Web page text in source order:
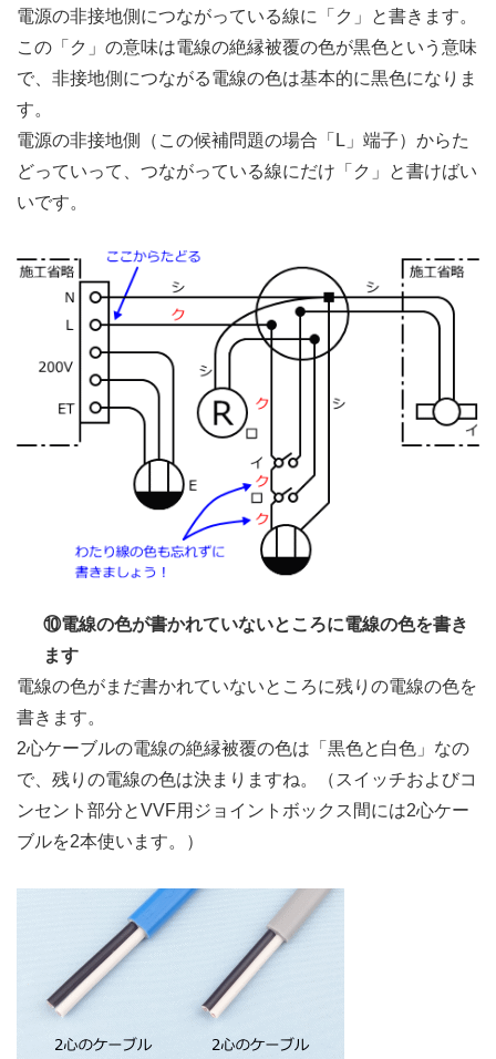
電源の非接地側につながっている線に「ク」と書きます。
この「ク」の意味は電線の絶縁被覆の色が黒色という意味
で、非接地側につながる電線の色は基本的に黒色になりま
す。
電源の非接地側（この候補問題の場合「L」端子）からた
どっていって、つながっている線にだけ「ク」と書けばい
いです。
⑩電線の色が書かれていないところに電線の色を書き
ます
電線の色がまだ書かれていないところに残りの電線の色を
書きます。
2心ケーブルの電線の絶縁被覆の色は「黒色と白色」なの
で、残りの電線の色は決まりますね。（スイッチおよびコ
ンセント部分とVVF用ジョイントボックス間には2心ケー
ブルを2本使います。）